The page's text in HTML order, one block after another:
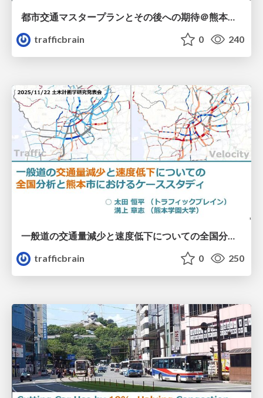
都市交通マスタープランとその後への期待＠熊本商工会議所・熊本経済同友会
trafficbrain
0 240
一般道の交通量減少と速度低下についての全国分析と熊本市におけるケーススタディ（20251122 土木計画学研究発表会）
trafficbrain
0 250